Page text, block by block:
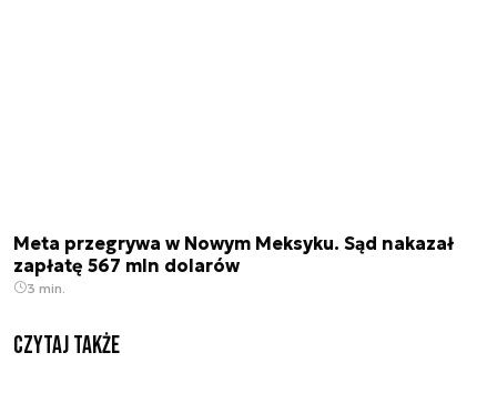
Meta przegrywa w Nowym Meksyku. Sąd nakazał
zapłatę 567 mln dolarów
3 min.
Czytaj także